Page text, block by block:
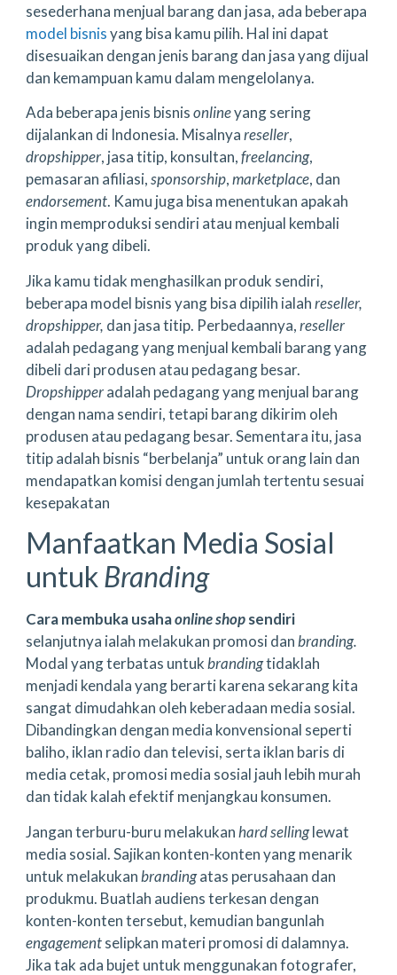
sesederhana menjual barang dan jasa, ada beberapa
model bisnisyang bisa kamu pilih. Hal ini dapat
disesuaikan dengan jenis barang dan jasa yang dijual
dan kemampuan kamu dalam mengelolanya.
Ada beberapa jenis bisnisonlineyang sering
dijalankan di Indonesia. Misalnyareseller,
dropshipper, jasa titip, konsultan,freelancing,
pemasaran afiliasi,sponsorship,marketplace, dan
endorsement. Kamu juga bisa menentukan apakah
ingin memproduksi sendiri atau menjual kembali
produk yang dibeli.
Jika kamu tidak menghasilkan produk sendiri,
beberapa model bisnis yang bisa dipilih ialahreseller,
dropshipper, dan jasa titip. Perbedaannya,reseller
adalah pedagang yang menjual kembali barang yang
dibeli dari produsen atau pedagang besar.
Dropshipperadalah pedagang yang menjual barang
dengan nama sendiri, tetapi barang dikirim oleh
produsen atau pedagang besar. Sementara itu, jasa
titip adalah bisnis “berbelanja” untuk orang lain dan
mendapatkan komisi dengan jumlah tertentu sesuai
kesepakatan
Manfaatkan Media Sosial
untukBranding
Cara membuka usahaonline shopsendiri
selanjutnya ialah melakukan promosi danbranding.
Modal yang terbatas untukbrandingtidaklah
menjadi kendala yang berarti karena sekarang kita
sangat dimudahkan oleh keberadaan media sosial.
Dibandingkan dengan media konvensional seperti
baliho, iklan radio dan televisi, serta iklan baris di
media cetak, promosi media sosial jauh lebih murah
dan tidak kalah efektif menjangkau konsumen.
Jangan terburu-buru melakukanhard sellinglewat
media sosial. Sajikan konten-konten yang menarik
untuk melakukanbrandingatas perusahaan dan
produkmu. Buatlah audiens terkesan dengan
konten-konten tersebut, kemudian bangunlah
engagementselipkan materi promosi di dalamnya.
Jika tak ada bujet untuk menggunakan fotografer,